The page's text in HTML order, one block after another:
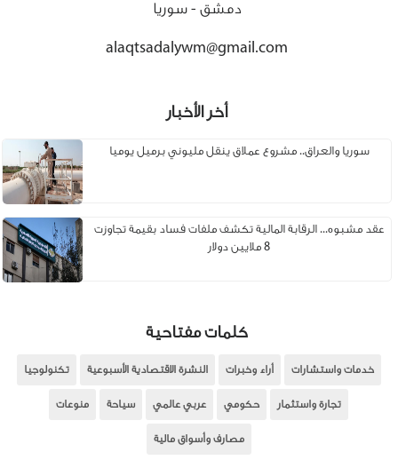
دمشق - سوريا
alaqtsadalywm@gmail.com
أخر الأخبار
سوريا والعراق.. مشروع عملاق ينقل مليوني برميل يوميا
عقد مشبوه... الرقابة المالية تكشف ملفات فساد بقيمة تجاوزت
8 ملايين دولار
كلمات مفتاحية
خدمات واستشارات أراء وخبرات النشرة الاقتصادية الأسبوعية تكنولوجيا
تجارة واستثمار حكومي عربي عالمي سياحة منوعات
مصارف وأسواق مالية